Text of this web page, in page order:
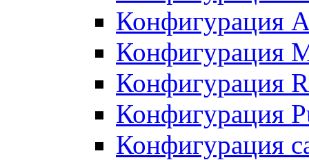
Конфигурация
Конфигурация
Конфигурация
Конфигурация
Конфигурация